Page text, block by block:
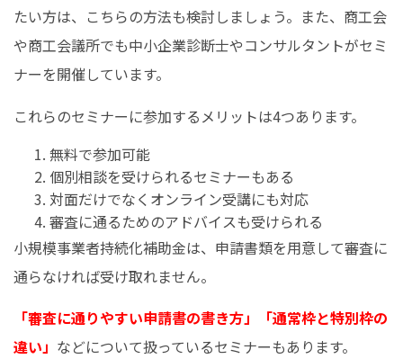
たい方は、こちらの方法も検討しましょう。また、商工会
や商工会議所でも中小企業診断士やコンサルタントがセミ
ナーを開催しています。
これらのセミナーに参加するメリットは4つあります。
無料で参加可能
個別相談を受けられるセミナーもある
対面だけでなくオンライン受講にも対応
審査に通るためのアドバイスも受けられる
小規模事業者持続化補助金は、申請書類を用意して審査に
通らなければ受け取れません。
「審査に通りやすい申請書の書き方」「通常枠と特別枠の
違い」 などについて扱っているセミナーもあります。